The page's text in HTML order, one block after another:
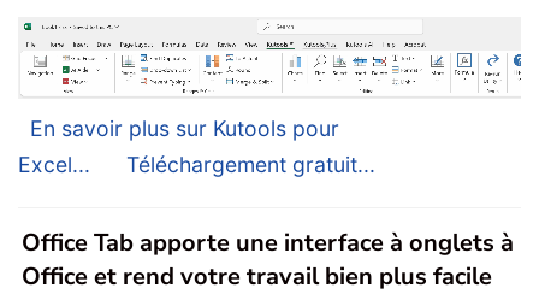
En savoir plus sur Kutools pour
Excel...
Téléchargement gratuit...
Office Tab apporte une interface à onglets à
Office et rend votre travail bien plus facile